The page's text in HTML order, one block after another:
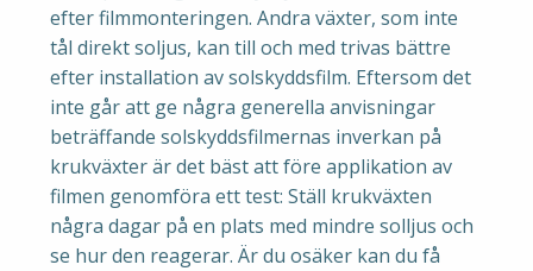
efter filmmonteringen. Andra växter, som inte
tål direkt soljus, kan till och med trivas bättre
efter installation av solskyddsfilm. Eftersom det
inte går att ge några generella anvisningar
beträffande solskyddsfilmernas inverkan på
krukväxter är det bäst att före applikation av
filmen genomföra ett test: Ställ krukväxten
några dagar på en plats med mindre solljus och
se hur den reagerar. Är du osäker kan du få